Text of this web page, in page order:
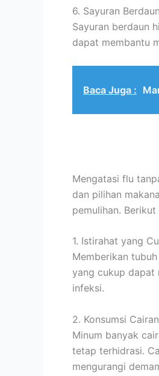
6. Sayuran
Sayuran berdaun
dapat membantu
Baca Juga :
Mengatasi flu
dan pilihan
pemulihan.
1. Istirahat yang
Memberikan
yang cukup dapat
infeksi.
2. Konsumsi
Minum banyak
tetap terhidrasi.
mengurangi